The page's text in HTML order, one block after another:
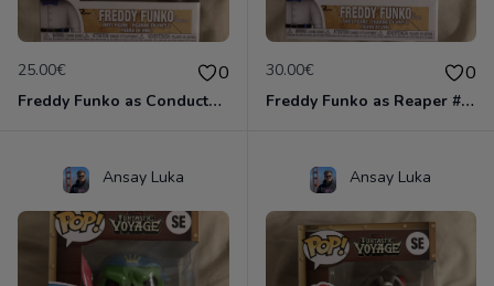
25.00€ 0
Freddy Funko as Conductor #SE
30.00€ 0
Freddy Funko as Reaper #SE
Ansay Luka Ansay Luka